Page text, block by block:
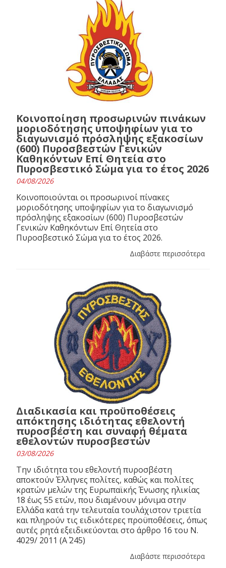
Κοινοποίηση προσωρινών πινάκων
μοριοδότησης υποψηφίων για το
διαγωνισμό πρόσληψης εξακοσίων
(600) Πυροσβεστών Γενικών
Καθηκόντων Επί Θητεία στο
Πυροσβεστικό Σώμα για το έτος 2026
04/08/2026
Κοινοποιούνται οι προσωρινοί πίνακες
μοριοδότησης υποψηφίων για το διαγωνισμό
πρόσληψης εξακοσίων (600) Πυροσβεστών
Γενικών Καθηκόντων Επί Θητεία στο
Πυροσβεστικό Σώμα για το έτος 2026.
Διαβάστε περισσότερα
Διαδικασία και προϋποθέσεις
απόκτησης ιδιότητας εθελοντή
πυροσβέστη και συναφή θέματα
εθελοντών πυροσβεστών
03/08/2026
Την ιδιότητα του εθελοντή πυροσβέστη
αποκτούν Έλληνες πολίτες, καθώς και πολίτες
κρατών μελών της Ευρωπαϊκής Ένωσης ηλικίας
18 έως 55 ετών, που διαμένουν μόνιμα στην
Ελλάδα κατά την τελευταία τουλάχιστον τριετία
και πληρούν τις ειδικότερες προϋποθέσεις, όπως
αυτές ρητά εξειδικεύονται στο άρθρο 16 του N.
4029/ 2011 (Α΄ 245)
Διαβάστε περισσότερα